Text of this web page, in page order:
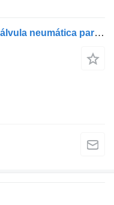
Scania OSUSZACZA APS SC1 válvula neumática para Scania SERIE R cabeza tractora